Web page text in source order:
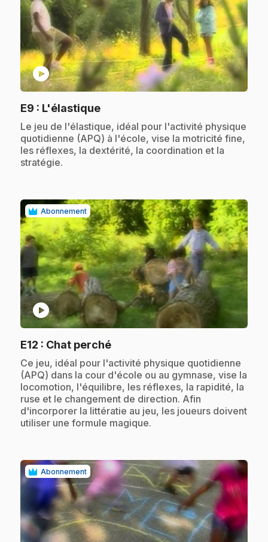
play_circle
E9 : L'élastique.
.Le jeu de l'élastique, idéal pour l'activité physique
quotidienne (APQ) à l'école, vise la motricité fine,
les réflexes, la dextérité, la coordination et la
stratégie.
Abonnement
play_circle
E12 : Chat perché.
.Ce jeu, idéal pour l'activité physique quotidienne
(APQ) dans la cour d'école ou au gymnase, vise la
locomotion, l'équilibre, les réflexes, la rapidité, la
ruse et le changement de direction. Afin
d'incorporer la littératie au jeu, les joueurs doivent
utiliser une formule magique.
Abonnement